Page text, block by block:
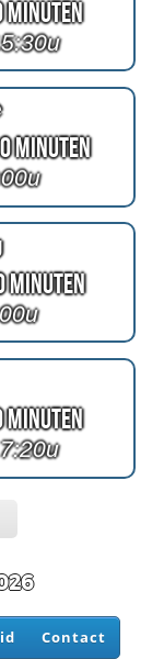
Minuten
Minuten
Minuten
Minuten
Contact